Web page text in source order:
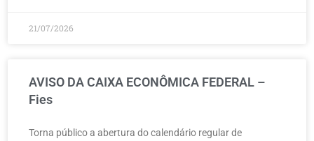
21/07/2026
AVISO DA CAIXA ECONÔMICA FEDERAL –
Fies
Torna público a abertura do calendário regular de